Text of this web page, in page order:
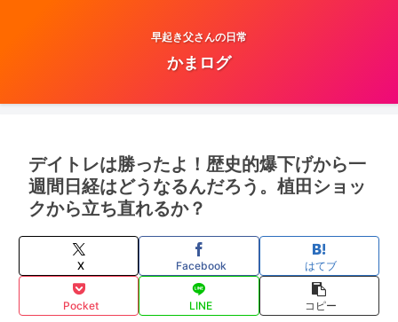
早起き父さんの日常
かまログ
デイトレは勝ったよ！歴史的爆下げから一
週間日経はどうなるんだろう。植田ショッ
クから立ち直れるか？
X Facebook はてブ
Pocket LINE コピー